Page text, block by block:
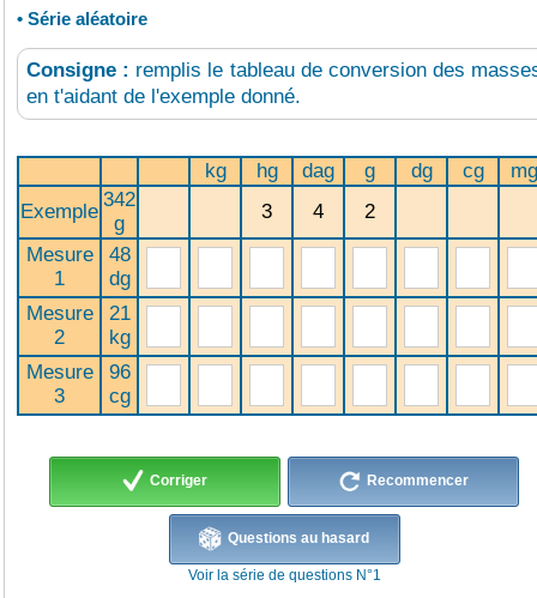
• Série aléatoire
Consigne : remplis le tableau de conversion des
en t'aidant de l'exemple donné.
kg hg dag g dg cg
mg
Exemple
342
g
3 4
2
Mesure
1
48
dg
Mesure
2
21
kg
Mesure
3
96
cg
Corriger Recommencer
Questions au hasard
Voir la série de questions N°1